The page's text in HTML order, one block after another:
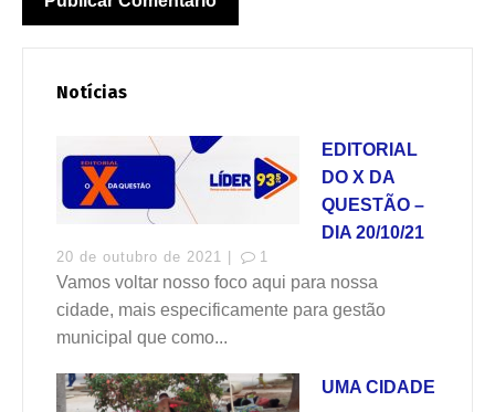
Notícias
EDITORIAL
DO X DA
QUESTÃO –
DIA 20/10/21
20 de outubro de 2021 | 1
Vamos voltar nosso foco aqui para nossa
cidade, mais especificamente para gestão
municipal que como...
UMA CIDADE